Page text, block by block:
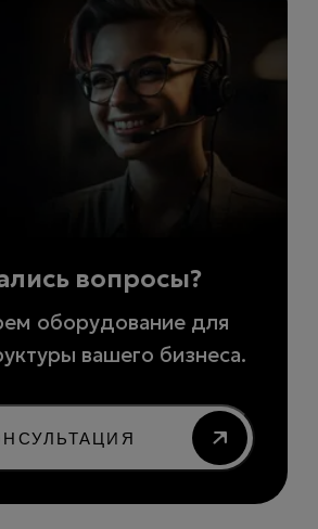
вопросы?
оборудование для
вашего бизнеса.